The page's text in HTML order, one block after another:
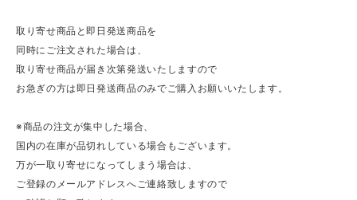
取り寄せ商品と即日発送商品を
同時にご注文された場合は、
取り寄せ商品が届き次第発送いたしますので
お急ぎの方は即日発送商品のみでご購入お願いいたします。
※商品の注文が集中した場合、
国内の在庫が品切れしている場合もございます。
万が一取り寄せになってしまう場合は、
ご登録のメールアドレスへご連絡致しますので